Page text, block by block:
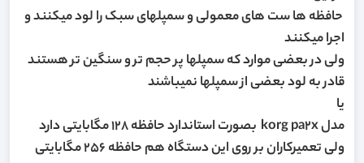
حافظه ها ست های معمولی و سمپلهای سبک را لود میکنند و
اجرا میکنند
ولی در بعضی موارد که سمپلها پر حجم تر و سنگین تر هستند
قادر به لود بعضی از سمپلها نمیباشند
یا
مدل korg pa2x بصورت استاندارد حافظه 128 مگابایتی دارد
ولی تعمیرکاران بر روی این دستگاه هم حافظه 256 مگابایتی